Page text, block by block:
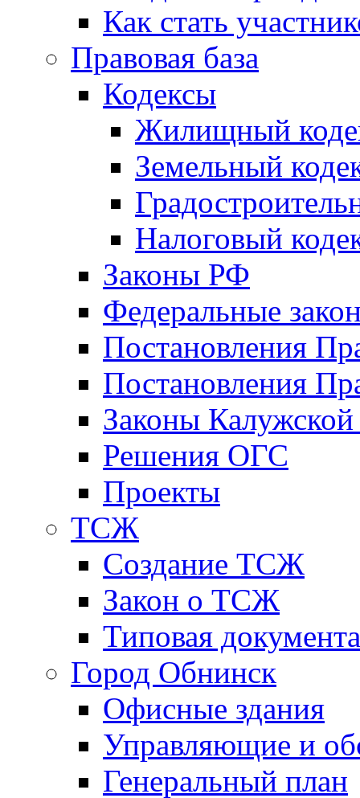
Как стать
Правовая база
Кодексы
Жилищный
Земельный
Налоговый
Законы РФ
Федеральные
Постановления
Постановления
Законы Калужской
Решения ОГС
Проекты
ТСЖ
Создание ТСЖ
Закон о ТСЖ
Типовая
Город Обнинск
Офисные здания
Управляющие и
Генеральный план